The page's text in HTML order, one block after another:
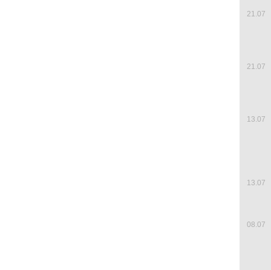
21.07
21.07
13.07
13.07
08.07